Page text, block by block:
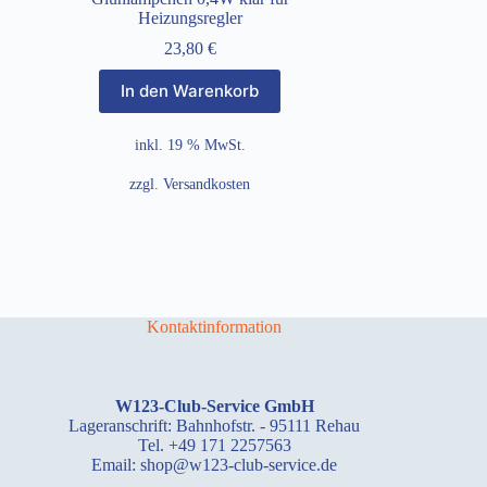
Heizungsregler
23,80 €
In den Warenkorb
inkl. 19 % MwSt.
zzgl.Versandkosten
Kontaktinformation
W123-Club-Service GmbH
Lageranschrift: Bahnhofstr. - 95111 Rehau
Tel. +49 171 2257563
Email: shop@w123-club-service.de